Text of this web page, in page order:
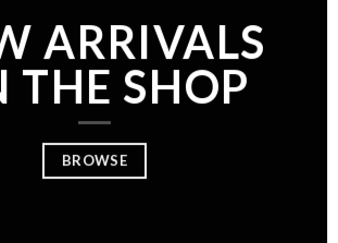
ARRIVALS
THE SHOP
BROWSE